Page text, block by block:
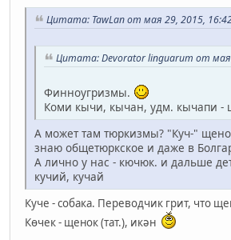
Цитата: TawLan от мая 29, 2015,
Цитата: Devorator linguarum от мая
Финноугризмы.
Коми кычи, кычан, удм. кычапи -
А может там тюркизмы? "Куч-"
знаю общетюркское и даже в
А лично у нас - кючюк. и дальше
кучий, кучай
Куче - собака. Переводчик грит, что
Көчек - щенок (тат.), икән